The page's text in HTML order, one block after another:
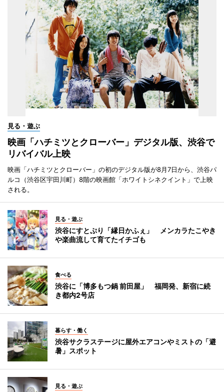
見る・遊ぶ
映画「ハチミツとクローバー」デジタル版、渋谷で
リバイバル上映
映画「ハチミツとクローバー」の初のデジタル版が8月7日から、渋谷パ
ルコ（渋谷区宇田川町）8階の映画館「ホワイトシネクイント」で上映
される。
見る・遊ぶ
渋谷にすとぷり「縁日かふぇ」 メンカラたこやき
や楽曲流して育てたイチゴも
食べる
渋谷に「博多もつ鍋 前田屋」 福岡発、新宿に続
き都内2号店
暮らす・働く
渋谷サクラステージに屋外エアコンやミストの「避
暑」スポット
見る・遊ぶ